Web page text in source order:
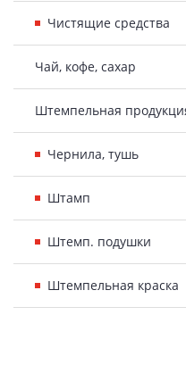
Чистящие средства
Чай, кофе, сахар
Штемпельная
Чернила, тушь
Штамп
Штемп. подушки
Штемпельная краска